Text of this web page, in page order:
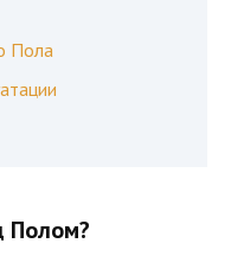
Пола
Полом?